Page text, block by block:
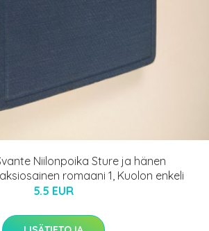
Niilonpoika Sture ja hänen
romaani 1, Kuolon enkeli
5.5 EUR